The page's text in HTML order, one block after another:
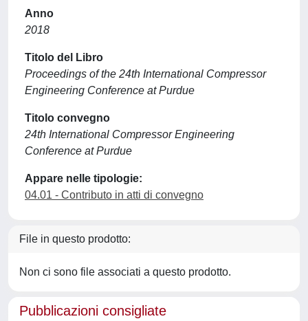
Anno
2018
Titolo del Libro
Proceedings of the 24th International Compressor
Engineering Conference at Purdue
Titolo convegno
24th International Compressor Engineering
Conference at Purdue
Appare nelle tipologie:
04.01 - Contributo in atti di convegno
File in questo prodotto:
Non ci sono file associati a questo prodotto.
Pubblicazioni consigliate